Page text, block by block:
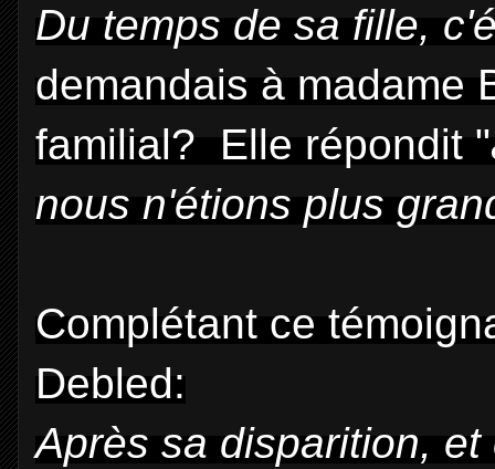
Du temps de sa fille,
demandais à madame
familial? Elle répondit "
nous n'étions plus
Complétant ce
Debled:
Après sa disparition,